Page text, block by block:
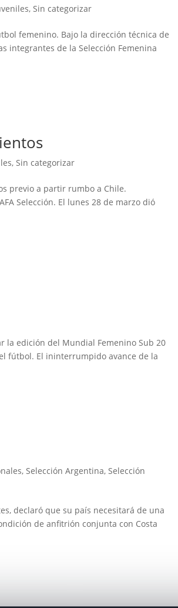
,Sin categorizar
femenino. Bajo la dirección técnica de
integrantes de la Selección Femenina
,Sin categorizar
previo a partir rumbo a Chile.
Selección. El lunes 28 de marzo dió
la edición del Mundial Femenino Sub 20
fútbol. El ininterrumpido avance de la
,Selección Argentina,Selección
declaró que su país necesitará de una
de anfitrión conjunta con Costa